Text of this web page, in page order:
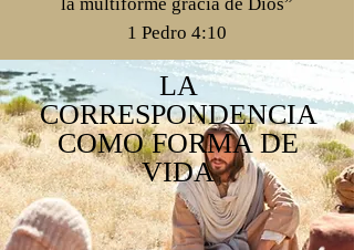
1 Pedro 4:10
LA
CORRESPONDENCIA
COMO FORMA DE
VIDA